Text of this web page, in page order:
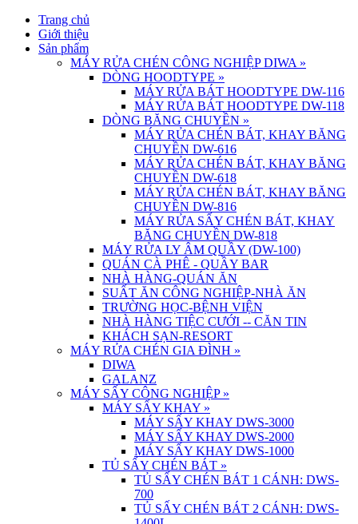
Trang chủ
Giới thiệu
Sản phẩm
MÁY RỬA CHÉN CÔNG NGHIỆP DIWA »
DÒNG HOODTYPE »
MÁY RỬA BÁT HOODTYPE DW-116
MÁY RỬA BÁT HOODTYPE DW-118
DÒNG BĂNG CHUYỀN »
MÁY RỬA CHÉN BÁT, KHAY BĂNG
CHUYỀN DW-616
MÁY RỬA CHÉN BÁT, KHAY BĂNG
CHUYỀN DW-618
MÁY RỬA CHÉN BÁT, KHAY BĂNG
CHUYỀN DW-816
MÁY RỬA SẤY CHÉN BÁT, KHAY
BĂNG CHUYỀN DW-818
MÁY RỬA LY ÂM QUẦY (DW-100)
QUÁN CÀ PHÊ - QUẦY BAR
NHÀ HÀNG-QUÁN ĂN
SUẤT ĂN CÔNG NGHIỆP-NHÀ ĂN
TRƯỜNG HỌC-BỆNH VIỆN
NHÀ HÀNG TIỆC CƯỚI -- CĂN TIN
KHÁCH SẠN-RESORT
MÁY RỬA CHÉN GIA ĐÌNH »
DIWA
GALANZ
MÁY SẤY CÔNG NGHIỆP »
MÁY SẤY KHAY »
MÁY SẤY KHAY DWS-3000
MÁY SẤY KHAY DWS-2000
MÁY SẤY KHAY DWS-1000
TỦ SẤY CHÉN BÁT »
TỦ SẤY CHÉN BÁT 1 CÁNH: DWS-
700
TỦ SẤY CHÉN BÁT 2 CÁNH: DWS-